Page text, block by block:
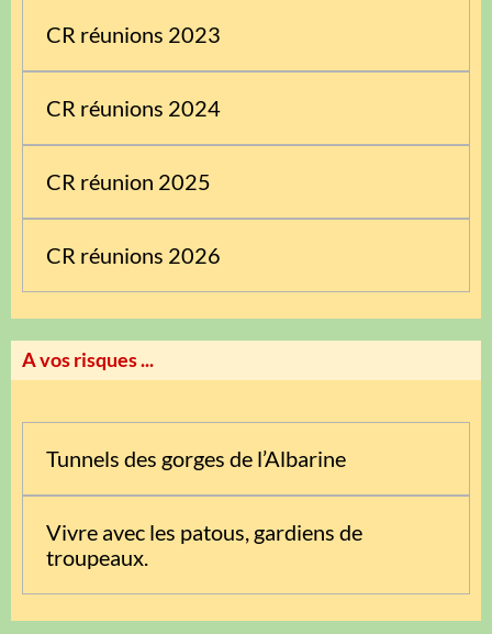
CR réunions 2023
CR réunions 2024
CR réunion 2025
CR réunions 2026
A vos risques ...
Tunnels des gorges de l’Albarine
Vivre avec les patous, gardiens de
troupeaux.